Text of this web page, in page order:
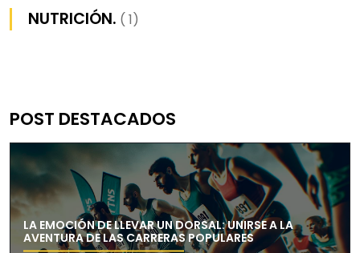
NUTRICIÓN. ( 1)
POST DESTACADOS
LA EMOCIÓN DE LLEVAR UN DORSAL: UNIRSE A LA
AVENTURA DE LAS CARRERAS POPULARES